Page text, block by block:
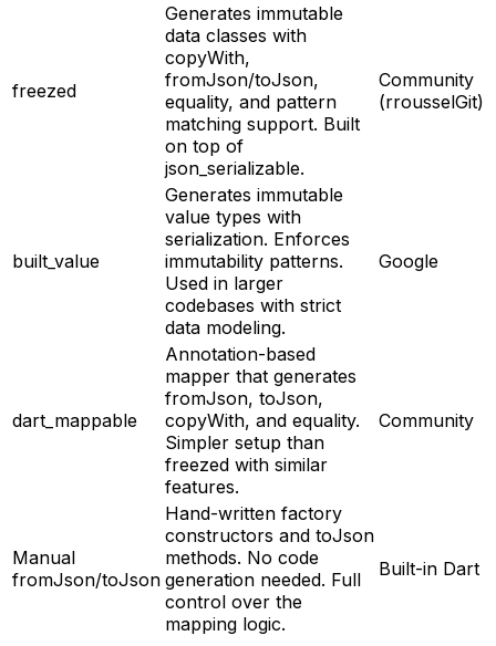
freezed
Generates immutable
data classes with
copyWith,
fromJson/toJson,
equality, and pattern
matching support. Built
on top of
json_serializable.
Community
(rrousselGit)
built_value
Generates immutable
value types with
serialization. Enforces
immutability patterns.
Used in larger
codebases with strict
data modeling.
Google
dart_mappable
Annotation-based
mapper that generates
fromJson, toJson,
copyWith, and equality.
Simpler setup than
freezed with similar
features.
Community
Manual
fromJson/toJson
Hand-written factory
constructors and toJson
methods. No code
generation needed. Full
control over the
mapping logic.
Built-in Dart